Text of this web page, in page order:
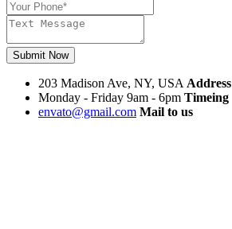
Submit Now
203 Madison Ave, NY, USA Address
Monday - Friday 9am - 6pm Timeing
envato@gmail.com Mail to us